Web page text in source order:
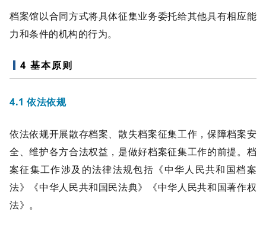
档案馆以合同方式将具体征集业务委托给其他具有相应能
力和条件的机构的行为。
4 基本原则
4.1 依法依规
依法依规开展散存档案、散失档案征集工作，保障档案安
全、维护各方合法权益，是做好档案征集工作的前提。档
案征集工作涉及的法律法规包括《中华人民共和国档案
法》《中华人民共和国民法典》《中华人民共和国著作权
法》。